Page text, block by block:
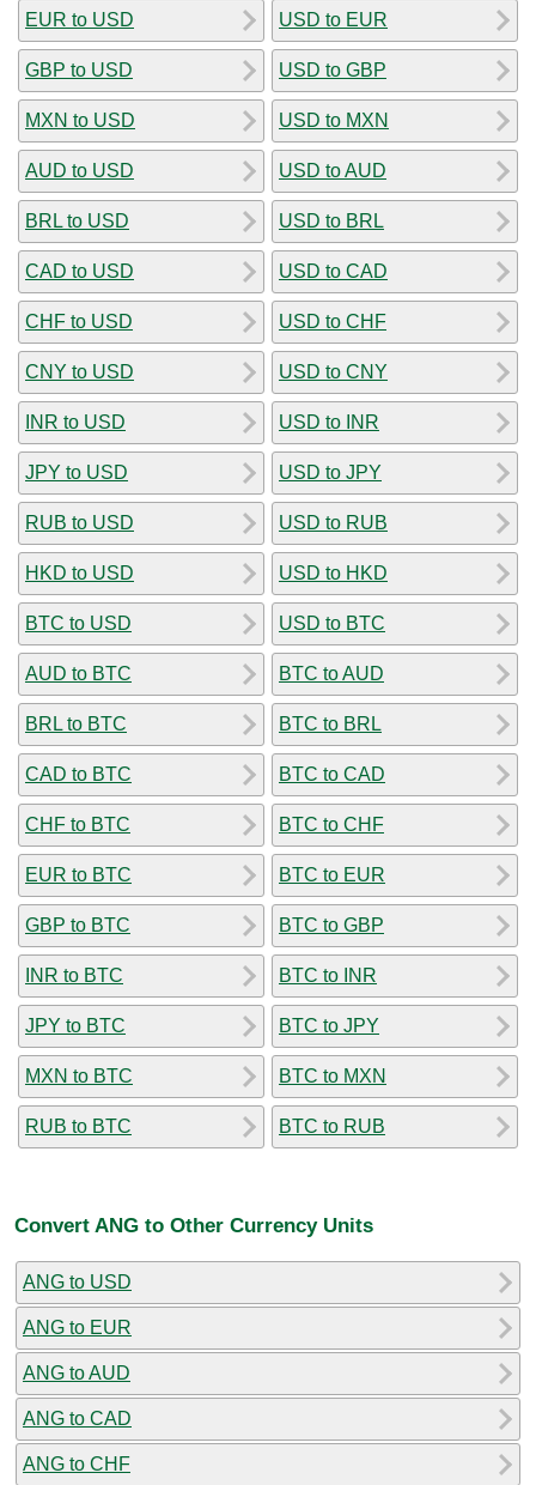
EUR to USD
GBP to USD
MXN to USD
AUD to USD
BRL to USD
CAD to USD
CHF to USD
CNY to USD
INR to USD
JPY to USD
RUB to USD
HKD to USD
BTC to USD
AUD to BTC
BRL to BTC
CAD to BTC
CHF to BTC
EUR to BTC
GBP to BTC
INR to BTC
JPY to BTC
MXN to BTC
RUB to BTC
USD to EUR
USD to GBP
USD to MXN
USD to AUD
USD to BRL
USD to CAD
USD to CHF
USD to CNY
USD to INR
USD to JPY
USD to RUB
USD to HKD
USD to BTC
BTC to AUD
BTC to BRL
BTC to CAD
BTC to CHF
BTC to EUR
BTC to GBP
BTC to INR
BTC to JPY
BTC to MXN
BTC to RUB
Convert ANG to Other Currency Units
ANG to USD
ANG to EUR
ANG to AUD
ANG to CAD
ANG to CHF